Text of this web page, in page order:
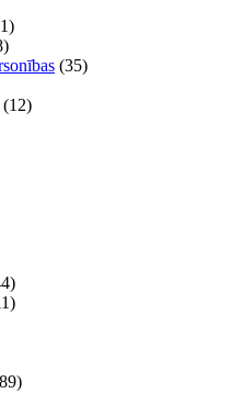
(35)
(12)